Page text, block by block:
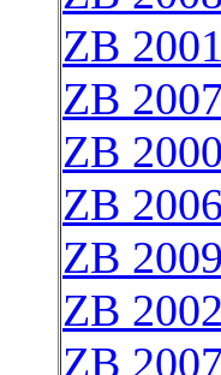
ZB
ZB
ZB
ZB
ZB
ZB
ZB